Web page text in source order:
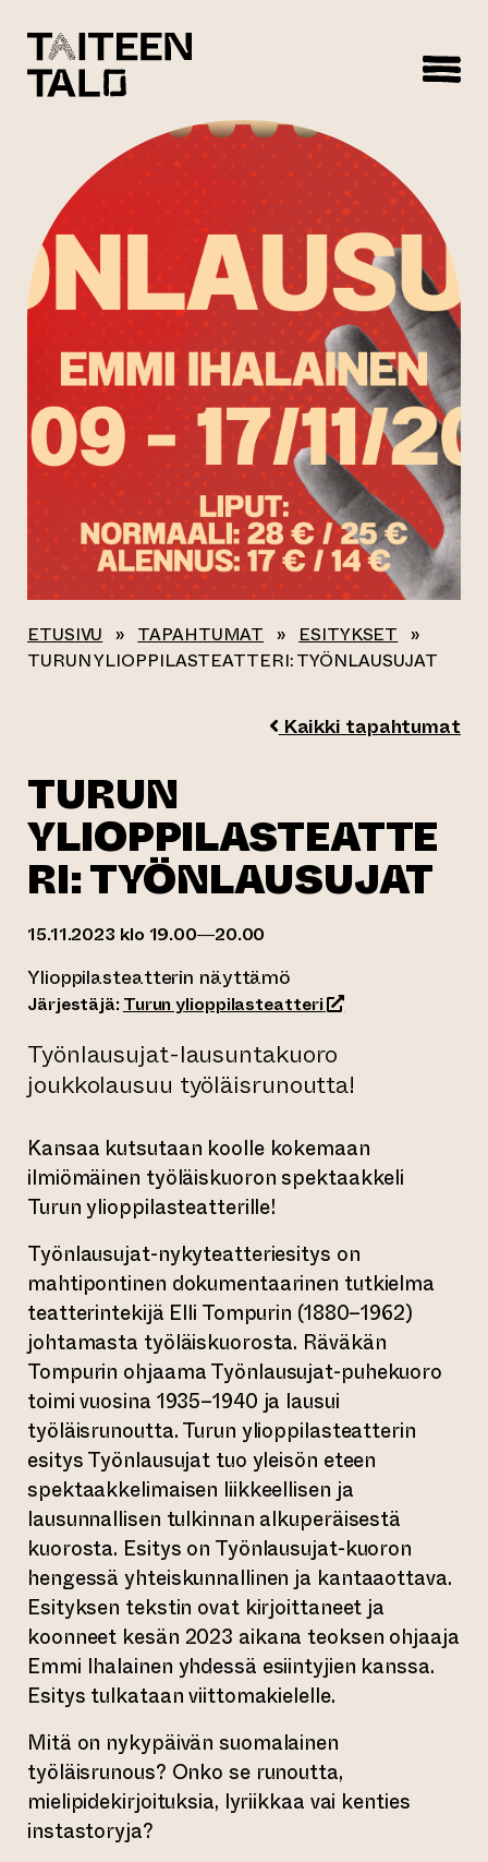
ETUSIVU » TAPAHTUMAT » ESITYKSET »
TURUN YLIOPPILASTEATTERI: TYÖNLAUSUJAT
Kaikki tapahtumat
TURUN
YLIOPPILASTEATTE
RI: TYÖNLAUSUJAT
15.11.2023 klo 19.00—20.00
Ylioppilasteatterin näyttämö
Järjestäjä: Turun ylioppilasteatteri(siirtyy toiseen
Työnlausujat-lausuntakuoro
joukkolausuu työläisrunoutta!
Kansaa kutsutaan koolle kokemaan
ilmiömäinen työläiskuoron spektaakkeli
Turun ylioppilasteatterille!
Työnlausujat-nykyteatteriesitys on
mahtipontinen dokumentaarinen tutkielma
teatterintekijä Elli Tompurin (1880–1962)
johtamasta työläiskuorosta. Räväkän
Tompurin ohjaama Työnlausujat-puhekuoro
toimi vuosina 1935–1940 ja lausui
työläisrunoutta. Turun ylioppilasteatterin
esitys Työnlausujat tuo yleisön eteen
spektaakkelimaisen liikkeellisen ja
lausunnallisen tulkinnan alkuperäisestä
kuorosta. Esitys on Työnlausujat-kuoron
hengessä yhteiskunnallinen ja kantaaottava.
Esityksen tekstin ovat kirjoittaneet ja
koonneet kesän 2023 aikana teoksen ohjaaja
Emmi Ihalainen yhdessä esiintyjien kanssa.
Esitys tulkataan viittomakielelle.
Mitä on nykypäivän suomalainen
työläisrunous? Onko se runoutta,
mielipidekirjoituksia, lyriikkaa vai kenties
instastoryja?